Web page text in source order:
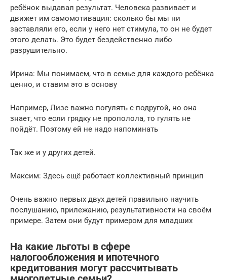
ребёнок выдавал результат. Человека развивает и
движет им самомотивация: сколько бы мы ни
заставляли его, если у него нет стимула, то он не будет
этого делать. Это будет бездейственно либо
разрушительно.
Ирина: Мы понимаем, что в семье для каждого ребёнка
ценно, и ставим это в основу
Например, Лизе важно погулять с подругой, но она
знает, что если грядку не прополола, то гулять не
пойдёт. Поэтому ей не надо напоминать
Так же и у других детей.
Максим: Здесь ещё работает коллективный принцип
Очень важно первых двух детей правильно научить
послушанию, прилежанию, результативности на своём
примере. Затем они будут примером для младших
На какие льготы в сфере
налогообложения и ипотечного
кредитования могут рассчитывать